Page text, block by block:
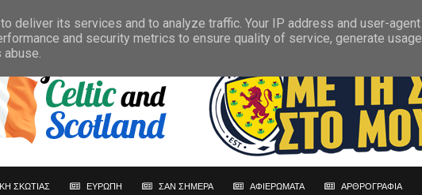
ΣΚΩΤΙΑΣ ΕΥΡΩΠΗ ΣΑΝ ΣΗΜΕΡΑ ΑΦΙΕΡΩΜΑΤΑ ΑΡΘΡΟΓΡΑΦΙΑ
deliver its services and to analyze traffic. Your IP address and user-agent
and security metrics to ensure quality of service, generate usage